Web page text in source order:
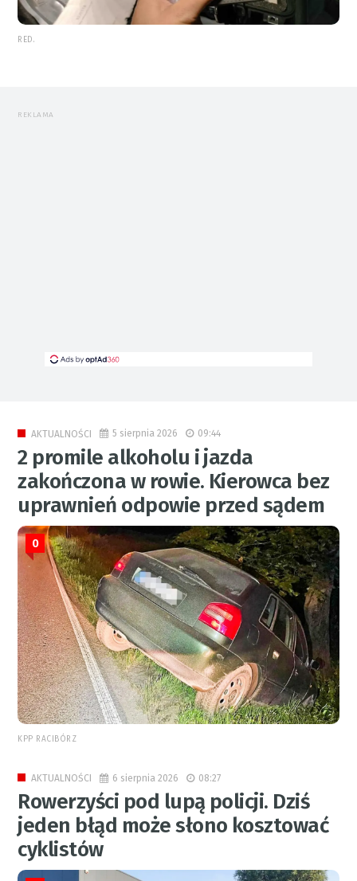
RED.
REKLAMA
AKTUALNOŚCI 5 sierpnia 2026 09:44
2 promile alkoholu i jazda
zakończona w rowie. Kierowca bez
uprawnień odpowie przed sądem
0
KPP RACIBÓRZ
AKTUALNOŚCI 6 sierpnia 2026 08:27
Rowerzyści pod lupą policji. Dziś
jeden błąd może słono kosztować
cyklistów